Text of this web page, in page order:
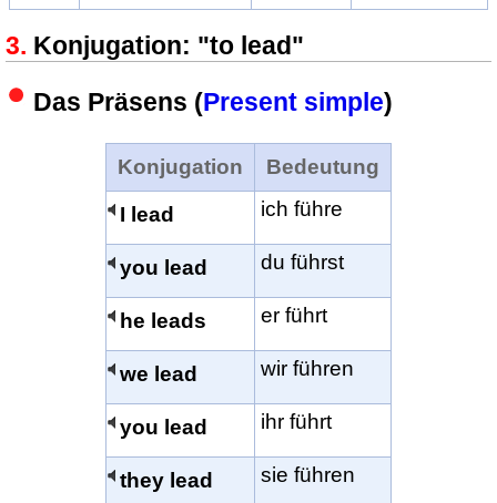
Konjugation: "to lead"
Das Präsens (Present simple)
Konjugation Bedeutung
I lead ich führe
you lead du führst
he leads er führt
we lead wir führen
you lead ihr führt
they lead sie führen